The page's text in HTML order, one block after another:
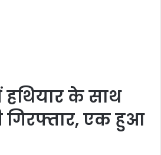
के साथ
गिरफ्तार, एक हुआ